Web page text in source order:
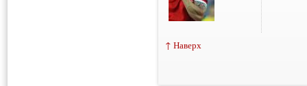
↑ Наверх